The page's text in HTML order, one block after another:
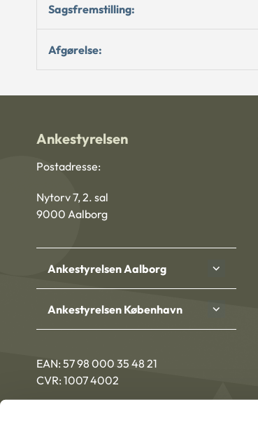
Sagsfremstilling:
Afgørelse:
Ankestyrelsen
Postadresse:
Nytorv 7, 2. sal
9000 Aalborg
Ankestyrelsen Aalborg
Ankestyrelsen København
EAN: 57 98 000 35 48 21
CVR: 1007 4002